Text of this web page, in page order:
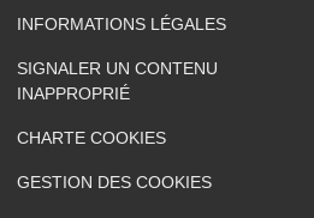
INFORMATIONS LÉGALES
SIGNALER UN CONTENU
INAPPROPRIÉ
CHARTE COOKIES
GESTION DES COOKIES